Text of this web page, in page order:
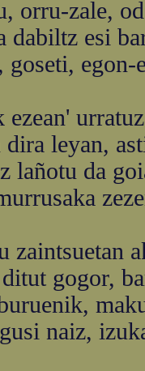
orru-zale,
dabiltz esi
goseti, egon-
dira leyan,
lañotu da
zaintsuetan
gogor,
naiz,